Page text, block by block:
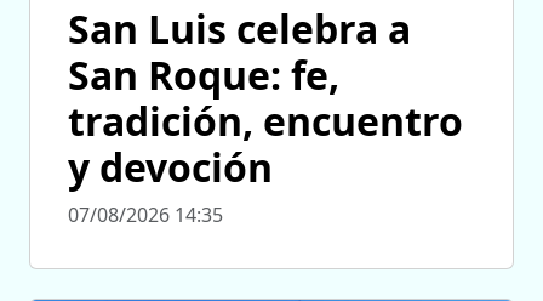
San Luis celebra a
San Roque: fe,
tradición, encuentro
y devoción
07/08/2026 14:35